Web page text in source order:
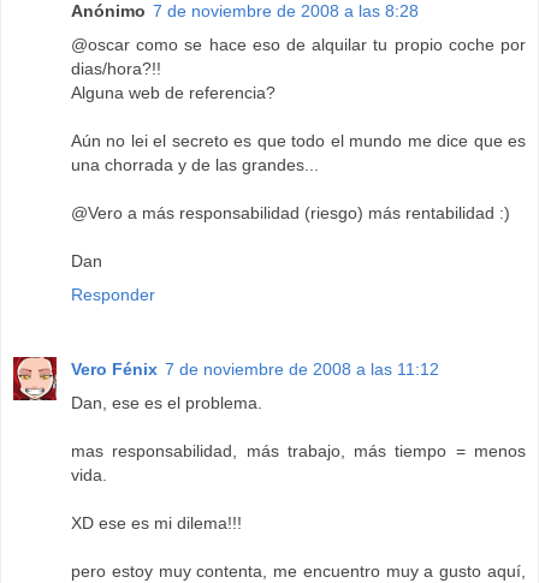
Anónimo 7 de noviembre de 2008 a las 8:28
@oscar como se hace eso de alquilar tu propio coche por
dias/hora?!!
Alguna web de referencia?
Aún no lei el secreto es que todo el mundo me dice que es
una chorrada y de las grandes...
@Vero a más responsabilidad (riesgo) más rentabilidad :)
Dan
Responder
Vero Fénix 7 de noviembre de 2008 a las 11:12
Dan, ese es el problema.
mas responsabilidad, más trabajo, más tiempo = menos
vida.
XD ese es mi dilema!!!
pero estoy muy contenta, me encuentro muy a gusto aquí,